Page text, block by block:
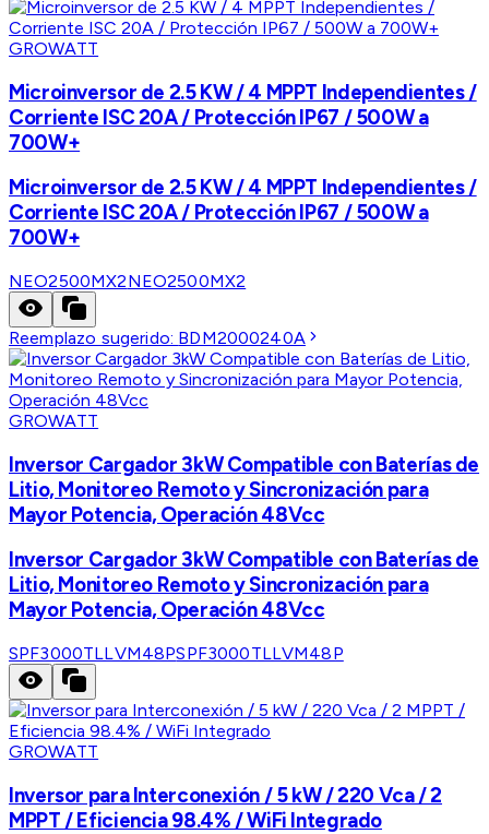
GROWATT
Microinversor de 2.5 KW / 4 MPPT Independientes /
Corriente ISC 20A / Protección IP67 / 500W a
700W+
Microinversor de 2.5 KW / 4 MPPT Independientes /
Corriente ISC 20A / Protección IP67 / 500W a
700W+
NEO2500MX2NEO2500MX2
Reemplazo sugerido: BDM2000240A
GROWATT
Inversor Cargador 3kW Compatible con Baterías de
Litio, Monitoreo Remoto y Sincronización para
Mayor Potencia, Operación 48Vcc
Inversor Cargador 3kW Compatible con Baterías de
Litio, Monitoreo Remoto y Sincronización para
Mayor Potencia, Operación 48Vcc
SPF3000TLLVM48PSPF3000TLLVM48P
GROWATT
Inversor para Interconexión / 5 kW / 220 Vca / 2
MPPT / Eficiencia 98.4% / WiFi Integrado